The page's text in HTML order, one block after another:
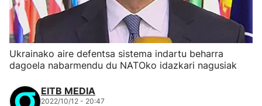
Ukrainako aire defentsa sistema indartu beharra
dagoela nabarmendu du NATOko idazkari nagusiak
EITB MEDIA
2022/10/12 - 20:47